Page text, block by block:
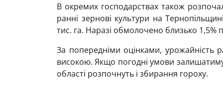
В окремих господарствах також
ранні зернові культури на
тис. га. Наразі обмолочено близько 1,5%
За попередніми оцінками, урожайність
високою. Якщо погодні умови
області розпочнуть і збирання гороху.